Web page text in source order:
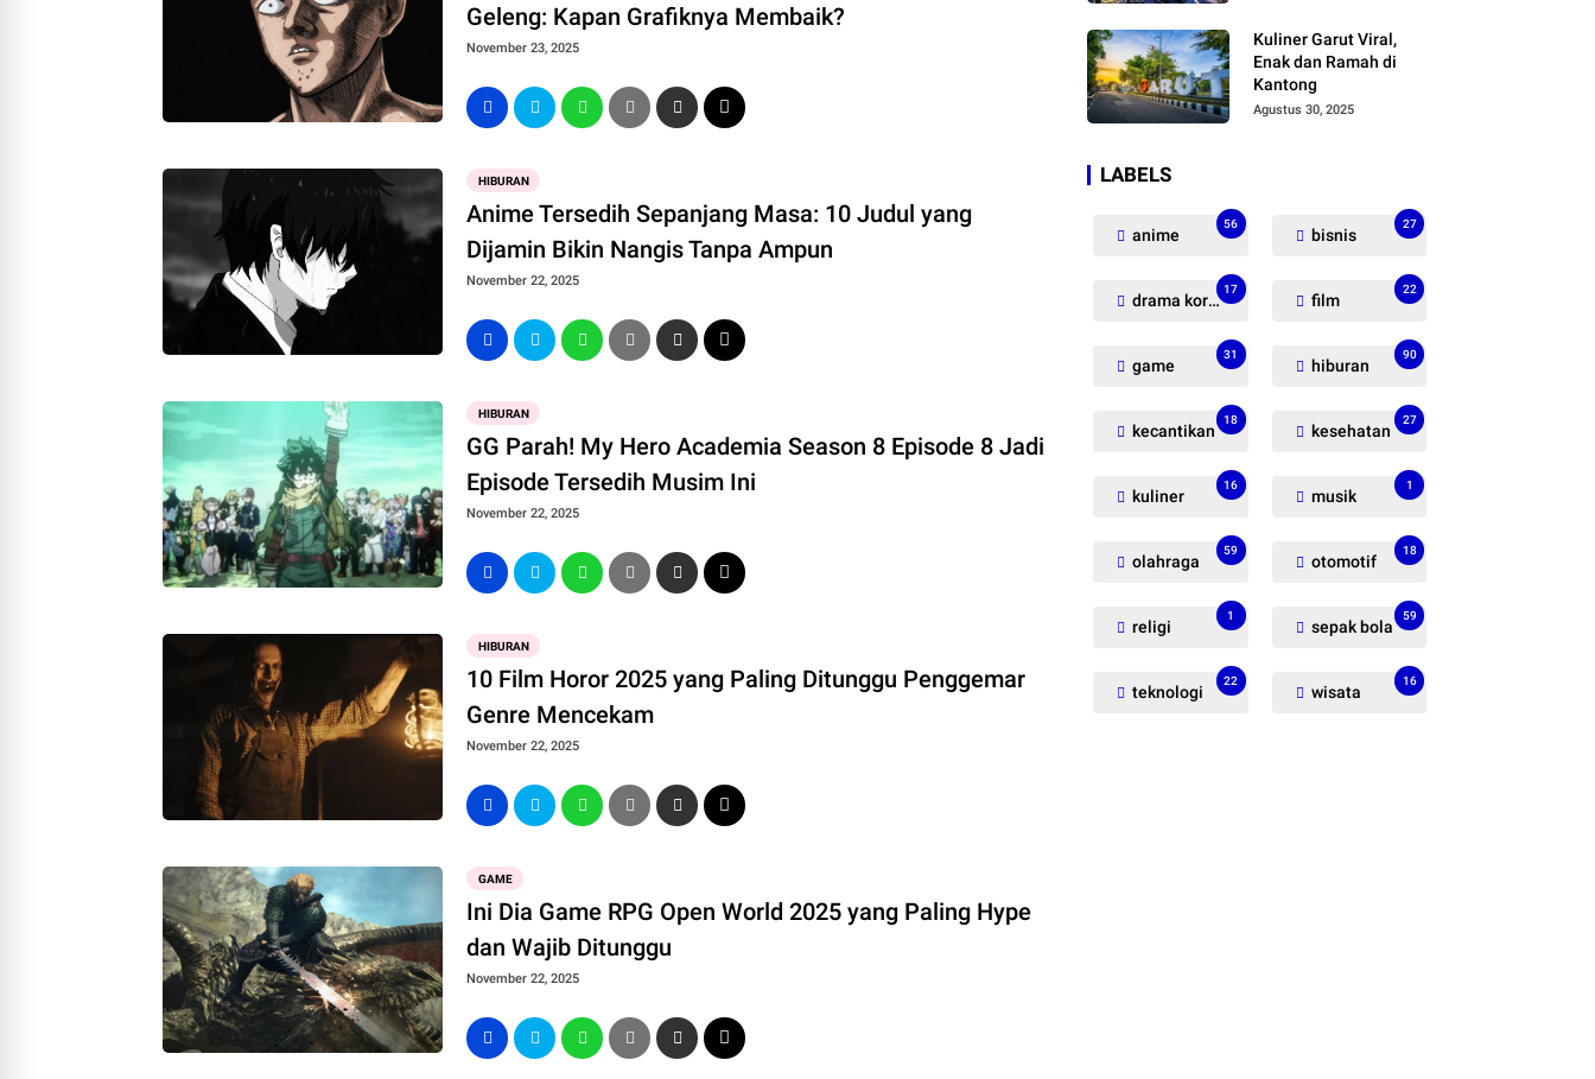
Geleng: Kapan Grafiknya Membaik?
November 23, 2025
HIBURAN
Anime Tersedih Sepanjang Masa: 10 Judul yang
Dijamin Bikin Nangis Tanpa Ampun
November 22, 2025
HIBURAN
GG Parah! My Hero Academia Season 8 Episode 8 Jadi
Episode Tersedih Musim Ini
November 22, 2025
HIBURAN
10 Film Horor 2025 yang Paling Ditunggu Penggemar
Genre Mencekam
November 22, 2025
GAME
Ini Dia Game RPG Open World 2025 yang Paling Hype
dan Wajib Ditunggu
November 22, 2025
Penasaran!
Kuliner Garut Viral,
Enak dan Ramah di
Kantong
Agustus 30, 2025
LABELS
anime
56
bisnis
27
drama korea
17
film
22
game
31
hiburan
90
kecantikan
18
kesehatan
27
kuliner
16
musik
1
olahraga
59
otomotif
18
religi
1
sepak bola
59
teknologi
22
wisata
16